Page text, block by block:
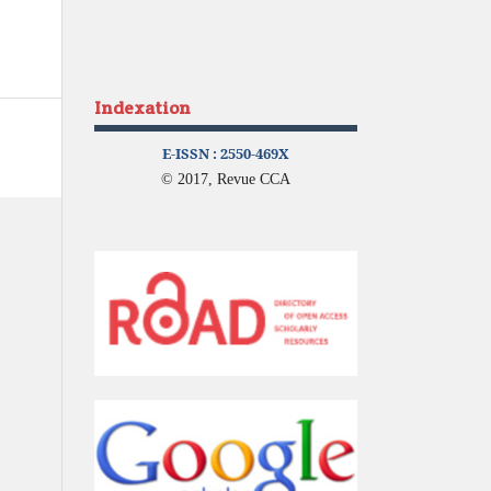
Indexation
E-ISSN : 2550-469X
© 2017, Revue CCA